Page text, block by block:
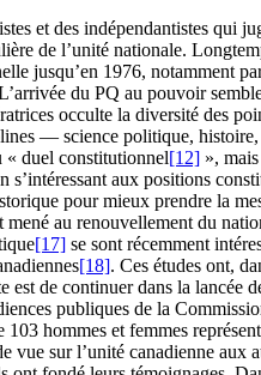
et des indépendantistes qui
de l’unité nationale.
jusqu’en 1976, notamment
du PQ au pouvoir
occulte la diversité des
— science politique,
« duel constitutionnel[12] »,
s’intéressant aux positions
pour mieux prendre la
au renouvellement du
[17] se sont récemment
[18]. Ces études ont,
est de continuer dans la lancée
publiques de la
103 hommes et femmes
vue sur l’unité canadienne aux